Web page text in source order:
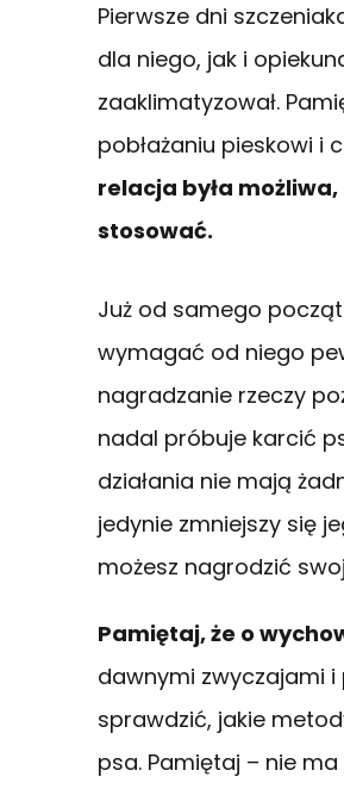
Pierwsze dni
dla niego, jak i
zaaklimatyzował.
pobłażaniu pieskowi i
relacja była
stosować.
Już od samego
wymagać od niego
nagradzanie rzeczy
nadal próbuje karcić
działania nie mają
jedynie zmniejszy się
możesz nagrodzić
Pamiętaj, że o
dawnymi zwyczajami i
sprawdzić, jakie
psa. Pamiętaj – nie